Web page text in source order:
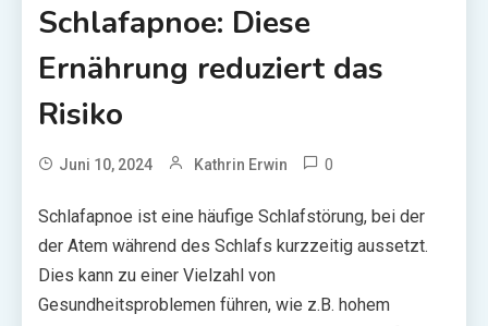
Schlafapnoe: Diese
Ernährung reduziert das
Risiko
Juni 10, 2024 Kathrin Erwin 0
Schlafapnoe ist eine häufige Schlafstörung, bei der
der Atem während des Schlafs kurzzeitig aussetzt.
Dies kann zu einer Vielzahl von
Gesundheitsproblemen führen, wie z.B. hohem